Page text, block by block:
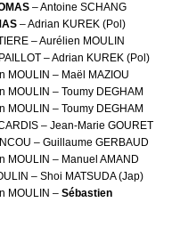
– Antoine SCHANG
– Adrian KUREK (Pol)
– Aurélien MOULIN
– Adrian KUREK (Pol)
MOULIN – Maël MAZIOU
MOULIN – Toumy DEGHAM
MOULIN – Toumy DEGHAM
– Jean-Marie GOURET
– Guillaume GERBAUD
MOULIN – Manuel AMAND
– Shoi MATSUDA (Jap)
MOULIN – Sébastien